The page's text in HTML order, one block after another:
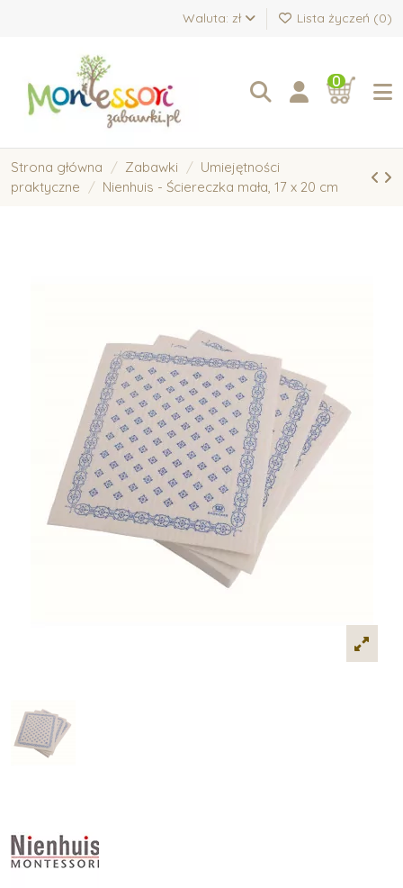
Waluta: zł Lista życzeń (0)
0
Strona główna Zabawki
Umiejętności
praktyczne
Nienhuis - Ściereczka mała, 17 x 20 cm